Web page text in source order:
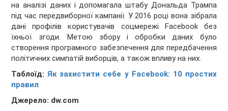
на аналізі даних і допомагала штабу Дональда Трампа
під час передвиборної кампанії. У 2016 році вона зібрала
дані профілів користувачів соцмережі Facebook без
їхньої згоди. Метою збору і обробки даних було
створення програмного забезпечення для передбачення
політичних симпатій виборців, а також впливу на них.
Таблоїд: Як захистити себе у Facebook: 10 простих
правил
Джерело: dw.com